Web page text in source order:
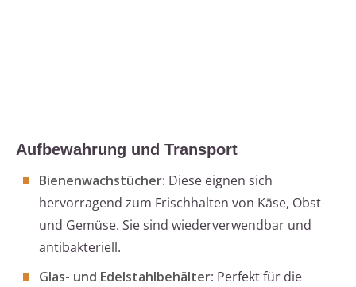
Aufbewahrung und Transport
Bienenwachstücher: Diese eignen sich
hervorragend zum Frischhalten von Käse, Obst
und Gemüse. Sie sind wiederverwendbar und
antibakteriell.
Glas- und Edelstahlbehälter: Perfekt für die